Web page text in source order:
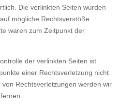
Die verlinkten Seiten wurden
mögliche Rechtsverstöße
waren zum Zeitpunkt der
der verlinkten Seiten ist
einer Rechtsverletzung nicht
Rechtsverletzungen werden wir